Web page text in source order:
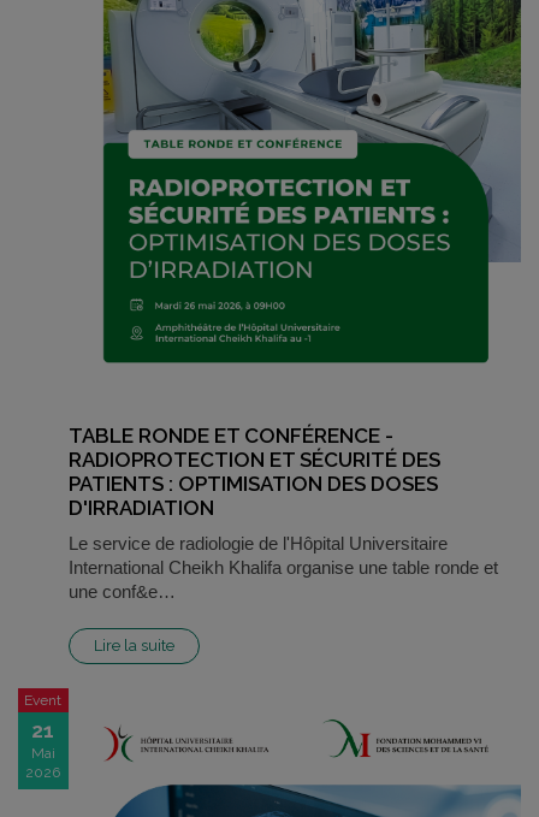
TABLE RONDE ET CONFÉRENCE -
RADIOPROTECTION ET SÉCURITÉ DES
PATIENTS : OPTIMISATION DES DOSES
D'IRRADIATION
Le service de radiologie de l'Hôpital Universitaire
International Cheikh Khalifa organise une table ronde et
une conf&e…
Lire la suite
Event
21
Mai
2026